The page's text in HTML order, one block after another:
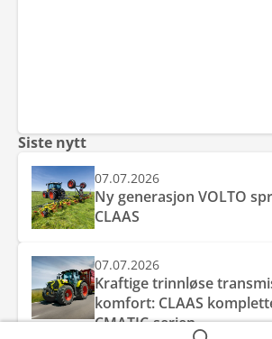
Siste nytt
07.07.2026
Ny generasjon VOLTO
CLAAS
07.07.2026
Kraftige trinnløse
komfort: CLAAS
CMATIC-serien